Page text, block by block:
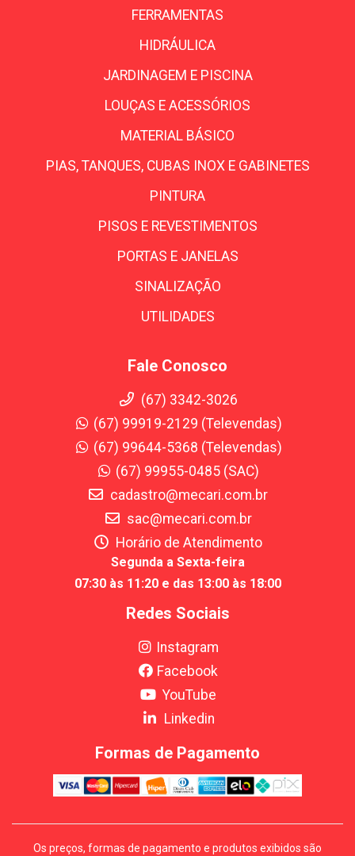
FERRAMENTAS
HIDRÁULICA
JARDINAGEM E PISCINA
LOUÇAS E ACESSÓRIOS
MATERIAL BÁSICO
PIAS, TANQUES, CUBAS INOX E GABINETES
PINTURA
PISOS E REVESTIMENTOS
PORTAS E JANELAS
SINALIZAÇÃO
UTILIDADES
Fale Conosco
(67) 3342-3026
(67) 99919-2129 (Televendas)
(67) 99644-5368 (Televendas)
(67) 99955-0485 (SAC)
cadastro@mecari.com.br
sac@mecari.com.br
Horário de Atendimento
Segunda a Sexta-feira
07:30 às 11:20 e das 13:00 às 18:00
Redes Sociais
Instagram
Facebook
YouTube
Linkedin
Formas de Pagamento
Os preços, formas de pagamento e produtos exibidos são